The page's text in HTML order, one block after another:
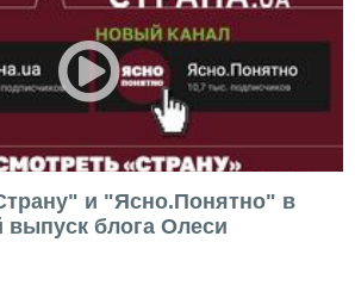
и "Ясно.Понятно" в
блога Олеси